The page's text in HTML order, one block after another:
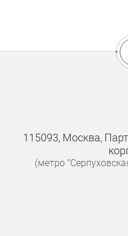
115093, Москва,
(метро